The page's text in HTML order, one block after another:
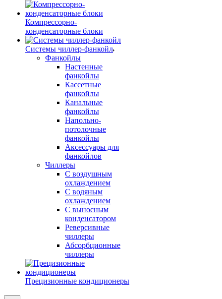
Компрессорно-
конденсаторные блоки
Системы чиллер-фанкойл
Фанкойлы
Настенные
фанкойлы
Кассетные
фанкойлы
Канальные
фанкойлы
Напольно-
потолочные
фанкойлы
Аксессуары для
фанкойлов
Чиллеры
С воздушным
охлаждением
С водяным
охлаждением
С выносным
конденсатором
Реверсивные
чиллеры
Абсорбционные
чиллеры
Прецизионные кондиционеры